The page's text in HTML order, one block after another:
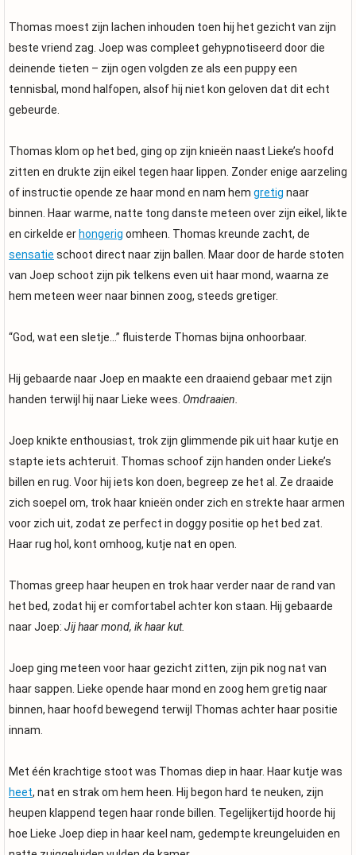
Thomas moest zijn lachen inhouden toen hij het gezicht van zijn
beste vriend zag. Joep was compleet gehypnotiseerd door die
deinende tieten – zijn ogen volgden ze als een puppy een
tennisbal, mond halfopen, alsof hij niet kon geloven dat dit echt
gebeurde.
Thomas klom op het bed, ging op zijn knieën naast Lieke’s hoofd
zitten en drukte zijn eikel tegen haar lippen. Zonder enige aarzeling
of instructie opende ze haar mond en nam hem gretig naar
binnen. Haar warme, natte tong danste meteen over zijn eikel, likte
en cirkelde er hongerig omheen. Thomas kreunde zacht, de
sensatie schoot direct naar zijn ballen. Maar door de harde stoten
van Joep schoot zijn pik telkens even uit haar mond, waarna ze
hem meteen weer naar binnen zoog, steeds gretiger.
“God, wat een sletje…” fluisterde Thomas bijna onhoorbaar.
Hij gebaarde naar Joep en maakte een draaiend gebaar met zijn
handen terwijl hij naar Lieke wees. Omdraaien.
Joep knikte enthousiast, trok zijn glimmende pik uit haar kutje en
stapte iets achteruit. Thomas schoof zijn handen onder Lieke’s
billen en rug. Voor hij iets kon doen, begreep ze het al. Ze draaide
zich soepel om, trok haar knieën onder zich en strekte haar armen
voor zich uit, zodat ze perfect in doggy positie op het bed zat.
Haar rug hol, kont omhoog, kutje nat en open.
Thomas greep haar heupen en trok haar verder naar de rand van
het bed, zodat hij er comfortabel achter kon staan. Hij gebaarde
naar Joep: Jij haar mond, ik haar kut.
Joep ging meteen voor haar gezicht zitten, zijn pik nog nat van
haar sappen. Lieke opende haar mond en zoog hem gretig naar
binnen, haar hoofd bewegend terwijl Thomas achter haar positie
innam.
Met één krachtige stoot was Thomas diep in haar. Haar kutje was
heet, nat en strak om hem heen. Hij begon hard te neuken, zijn
heupen klappend tegen haar ronde billen. Tegelijkertijd hoorde hij
hoe Lieke Joep diep in haar keel nam, gedempte kreungeluiden en